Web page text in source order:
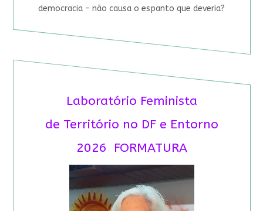
democracia – não causa o espanto que deveria?
Laboratório Feminista
de Território no DF e Entorno
2026 FORMATURA